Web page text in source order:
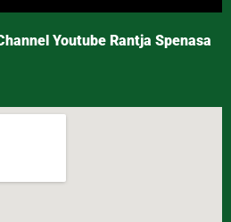
Youtube Rantja Spenasa